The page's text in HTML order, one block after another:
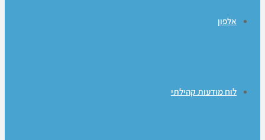
אלפון
לוח מודעות קהילתי